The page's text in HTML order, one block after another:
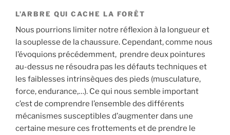
L’ARBRE QUI CACHE LA FORÊT
Nous pourrions limiter notre réflexion à la longueur et
la souplesse de la chaussure. Cependant, comme nous
l’évoquions précédemment, prendre deux pointures
au-dessus ne résoudra pas les défauts techniques et
les faiblesses intrinsèques des pieds (musculature,
force, endurance,…). Ce qui nous semble important
c’est de comprendre l’ensemble des différents
mécanismes susceptibles d’augmenter dans une
certaine mesure ces frottements et de prendre le